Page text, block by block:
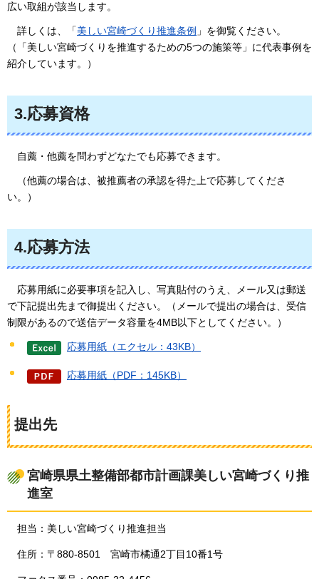
広い取組が該当します。
詳しくは、「美しい宮崎づくり推進条例 」を御覧ください。
（「美しい宮崎づくりを推進するための5つの施策等」に代表事例を
紹介しています。）
3.応募資格
自薦 ・他薦を問わずどなたでも応募できます。
（他薦の場合は、被推薦者の承認を得た上で応募してくださ
い。）
4.応募方法
応募用紙に必要事項を記入し、写真貼付のうえ、メール又は郵送
で下記提出先まで御提出ください。（メールで提出の場合は、受信
制限があるので送信データ容量を4MB以下としてください。）
応募用紙（エクセル：43KB）
応募用紙（PDF：145KB）
提出先
宮崎県県土整備部都市計画課美しい宮崎づくり推
進室
担当：美しい宮崎づくり推進担当
住所：〒880-8501 宮崎市橘通2丁目10番1号